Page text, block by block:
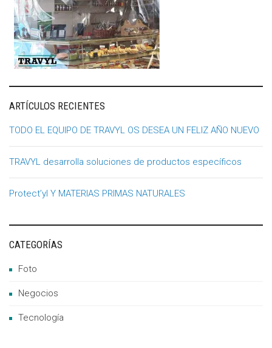
ARTÍCULOS RECIENTES
TODO EL EQUIPO DE TRAVYL OS DESEA UN FELIZ AÑO NUEVO
TRAVYL desarrolla soluciones de productos específicos
Protect’yl Y MATERIAS PRIMAS NATURALES
CATEGORÍAS
Foto
Negocios
Tecnología